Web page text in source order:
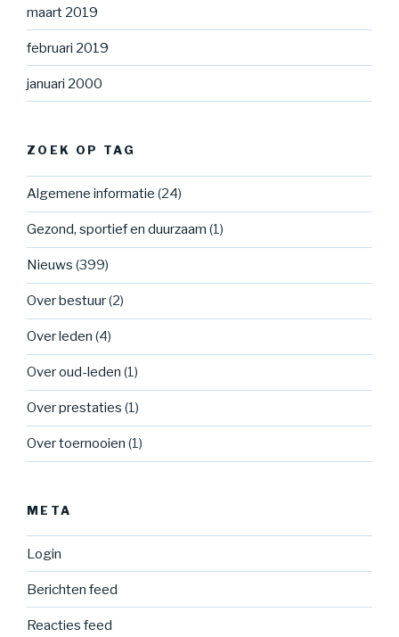
maart 2019
februari 2019
januari 2000
ZOEK OP TAG
Algemene informatie (24)
Gezond, sportief en duurzaam (1)
Nieuws (399)
Over bestuur(2)
Over leden (4)
Over oud-leden (1)
Over prestaties (1)
Over toernooien (1)
META
Login
Berichten feed
Reacties feed